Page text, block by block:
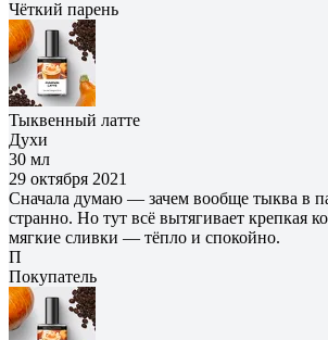
Чёткий парень
Тыквенный латте
Духи
30 мл
29 октября 2021
Сначала думаю — зачем вообще тыква в
странно. Но тут всё вытягивает крепкая
мягкие сливки — тёпло и спокойно.
П
Покупатель